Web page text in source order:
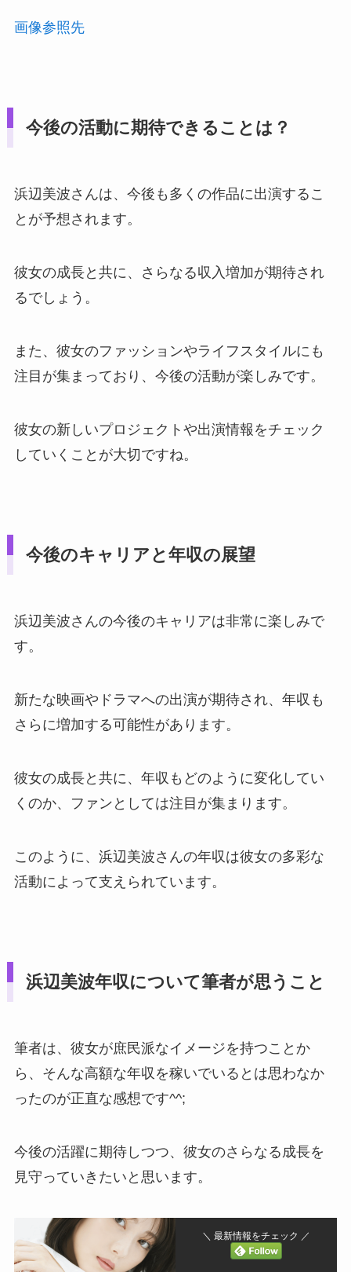
画像参照先
今後の活動に期待できることは？
浜辺美波さんは、今後も多くの作品に出演するこ
とが予想されます。
彼女の成長と共に、さらなる収入増加が期待され
るでしょう。
また、彼女のファッションやライフスタイルにも
注目が集まっており、今後の活動が楽しみです。
彼女の新しいプロジェクトや出演情報をチェック
していくことが大切ですね。
今後のキャリアと年収の展望
浜辺美波さんの今後のキャリアは非常に楽しみで
す。
新たな映画やドラマへの出演が期待され、年収も
さらに増加する可能性があります。
彼女の成長と共に、年収もどのように変化してい
くのか、ファンとしては注目が集まります。
このように、浜辺美波さんの年収は彼女の多彩な
活動によって支えられています。
浜辺美波年収について筆者が思うこと
筆者は、彼女が庶民派なイメージを持つことか
ら、そんな高額な年収を稼いでいるとは思わなか
ったのが正直な感想です^^;
今後の活躍に期待しつつ、彼女のさらなる成長を
見守っていきたいと思います。
＼ 最新情報をチェック ／